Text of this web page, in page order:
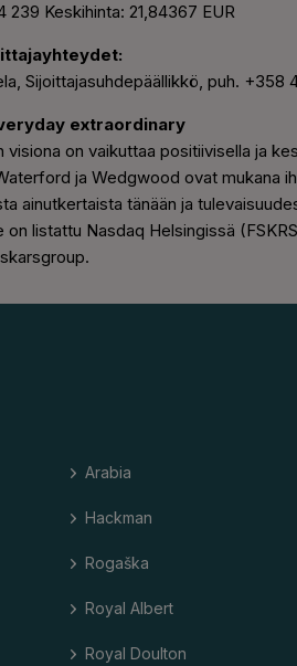
239 Keskihinta: 21,84367 EUR
Sijoittajasuhdepäällikkö, puh. +358
extraordinary
visiona on vaikuttaa positiivisella ja
ja Wedgwood ovat mukana
ainutkertaista tänään ja
on listattu Nasdaq Helsingissä
Arabia
Hackman
Rogaška
Royal Albert
Royal Doulton